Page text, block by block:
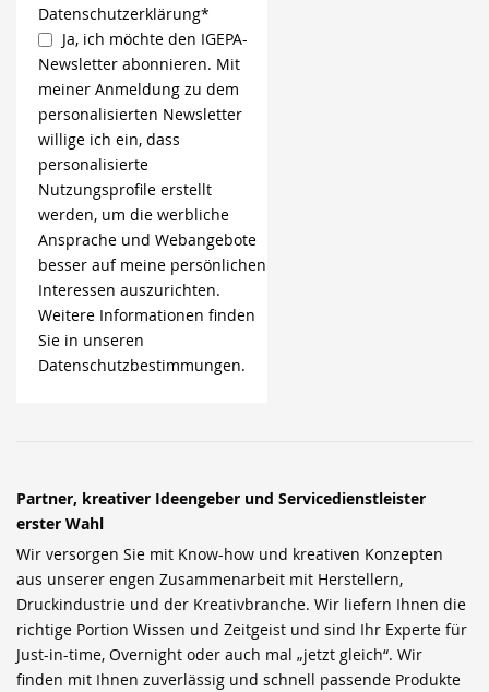
Datenschutzerklärung*
Ja, ich möchte den IGEPA-
Newsletter abonnieren. Mit
meiner Anmeldung zu dem
personalisierten Newsletter
willige ich ein, dass
personalisierte
Nutzungsprofile erstellt
werden, um die werbliche
Ansprache und Webangebote
besser auf meine persönlichen
Interessen auszurichten.
Weitere Informationen finden
Sie in unseren
Datenschutzbestimmungen.
Partner, kreativer Ideengeber und Servicedienstleister
erster Wahl
Wir versorgen Sie mit Know-how und kreativen Konzepten
aus unserer engen Zusammenarbeit mit Herstellern,
Druckindustrie und der Kreativbranche. Wir liefern Ihnen die
richtige Portion Wissen und Zeitgeist und sind Ihr Experte für
Just-in-time, Overnight oder auch mal „jetzt gleich“. Wir
finden mit Ihnen zuverlässig und schnell passende Produkte